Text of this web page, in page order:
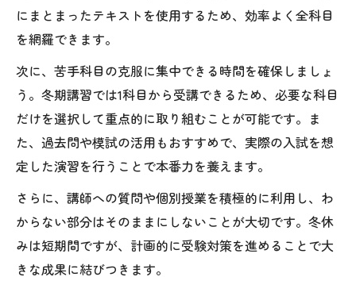
にまとまったテキストを使用するため、効率よく全科目
を網羅できます。
次に、苦手科目の克服に集中できる時間を確保しましょ
う。冬期講習では1科目から受講できるため、必要な科目
だけを選択して重点的に取り組むことが可能です。ま
た、過去問や模試の活用もおすすめで、実際の入試を想
定した演習を行うことで本番力を養えます。
さらに、講師への質問や個別授業を積極的に利用し、わ
からない部分はそのままにしないことが大切です。冬休
みは短期間ですが、計画的に受験対策を進めることで大
きな成果に結びつきます。